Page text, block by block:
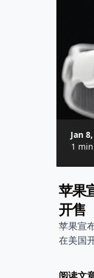
Jan
1
苹果
开售
苹果宣
在美国